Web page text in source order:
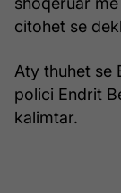
citohet se
Aty thuhet se
polici Endrit
kalimtar.